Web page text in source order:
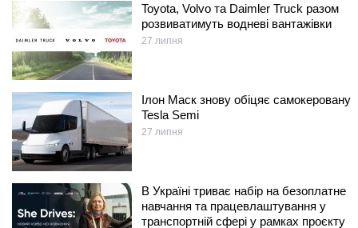
Toyota, Volvo та Daimler Truck разом
розвиватимуть водневі вантажівки
27 липня
Ілон Маск знову обіцяє самокеровану
Tesla Semi
27 липня
В Україні триває набір на безоплатне
навчання та працевлаштування у
транспортній сфері у рамках проєкту